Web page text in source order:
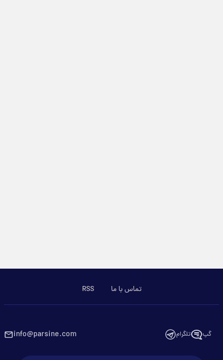
تماس با ما RSS
گپ تلگرام info@parsine.com